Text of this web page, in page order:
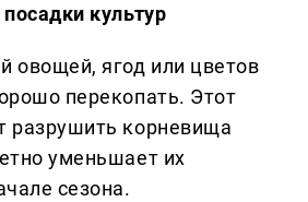
культур
овощей, ягод или цветов
перекопать. Этот
разрушить корневища
уменьшает их
сезона.